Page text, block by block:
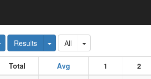
Toggle Dropdown
Results Toggle Dropdown
All Toggle Dropdown
Total Avg 1 2